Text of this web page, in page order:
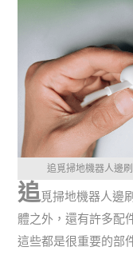
追覓掃地機器人邊
追覓掃地機器人邊
體之外，還有許多配
這些都是很重要的部